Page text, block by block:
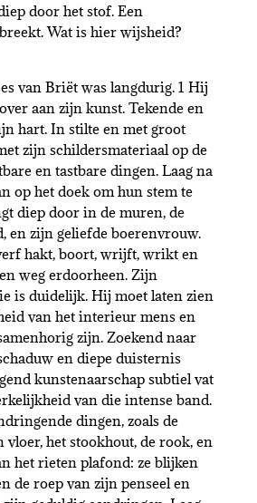
door het stof. Een
Wat is hier wijsheid?
van Briët was langdurig. 1 Hij
aan zijn kunst. Tekende en
hart. In stilte en met groot
zijn schildersmateriaal op de
en tastbare dingen. Laag na
op het doek om hun stem te
diep door in de muren, de
en zijn geliefde boerenvrouw.
hakt, boort, wrijft, wrikt en
weg erdoorheen. Zijn
is duidelijk. Hij moet laten zien
van het interieur mens en
zijn. Zoekend naar
en diepe duisternis
kunstenaarschap subtiel vat
van die intense band.
dingen, zoals de
vloer, het stookhout, de rook, en
het rieten plafond: ze blijken
de roep van zijn penseel en